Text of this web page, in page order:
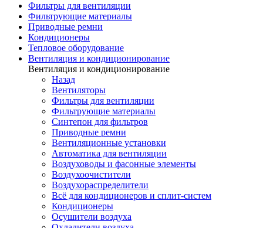
Фильтры для вентиляции
Фильтрующие материалы
Приводные ремни
Кондиционеры
Тепловое оборудование
Вентиляция и кондиционирование
Вентиляция и кондиционирование
Назад
Вентиляторы
Фильтры для вентиляции
Фильтрующие материалы
Синтепон для фильтров
Приводные ремни
Вентиляционные установки
Автоматика для вентиляции
Воздуховоды и фасонные элементы
Воздухоочистители
Воздухораспределители
Всё для кондиционеров и сплит-систем
Кондиционеры
Осушители воздуха